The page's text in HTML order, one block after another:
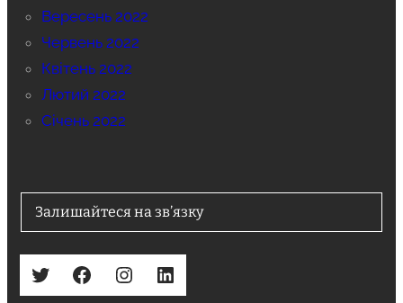
Вересень 2022
Червень 2022
Квітень 2022
Лютий 2022
Січень 2022
Залишайтеся на зв’язку
Twitter Facebook Instagram LinkedIn